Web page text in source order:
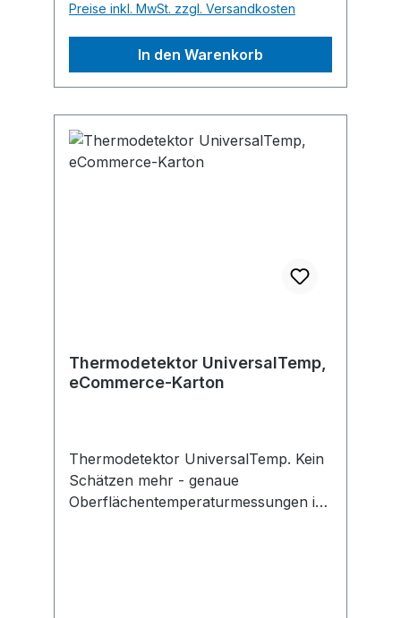
Preise inkl. MwSt. zzgl. Versandkosten
In den Warenkorb
Thermodetektor UniversalTemp,
eCommerce-Karton
Thermodetektor UniversalTemp. Kein
Schätzen mehr - genaue
Oberflächentemperaturmessungen im